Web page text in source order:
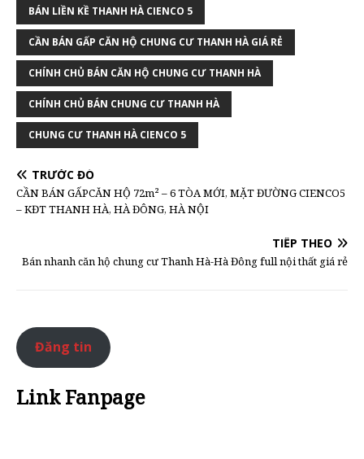
BÁN LIỀN KỀ THANH HÀ CIENCO 5
CẦN BÁN GẤP CĂN HỘ CHUNG CƯ THANH HÀ GIÁ RẺ
CHÍNH CHỦ BÁN CĂN HỘ CHUNG CƯ THANH HÀ
CHÍNH CHỦ BÁN CHUNG CƯ THANH HÀ
CHUNG CƯ THANH HÀ CIENCO 5
TRƯỚC ĐÓ
CẦN BÁN GẤPCĂN HỘ 72m² – 6 TÒA MỚI, MẶT ĐƯỜNG CIENCO5
– KĐT THANH HÀ, HÀ ĐÔNG, HÀ NỘI
TIẾP THEO
Bán nhanh căn hộ chung cư Thanh Hà-Hà Đông full nội thất giá rẻ
Đăng tin
Link Fanpage